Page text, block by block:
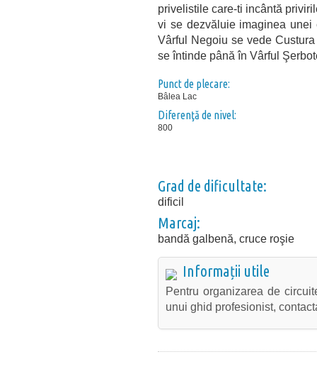
privelistile care-ti incântă
vi se dezvăluie imaginea
Vârful Negoiu se vede
se întinde până în Vârful
Punct de plecare:
Bâlea Lac
Diferenţă de nivel:
800
Grad de dificultate:
dificil
Marcaj:
bandă galbenă, cruce roşie
Informații utile
Pentru organizarea de
unui ghid profesionist,